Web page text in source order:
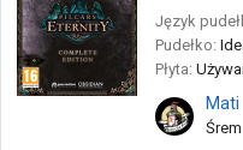
Język
Pudełko:
Płyta:
Mati
Śrem